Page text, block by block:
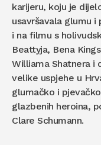
karijeru, koju je
usavršavala glumu
i na filmu s
Beattyja, Bena
Williama Shatnera i
velike uspjehe u
glumačko i
glazbenih heroina,
Clare Schumann.